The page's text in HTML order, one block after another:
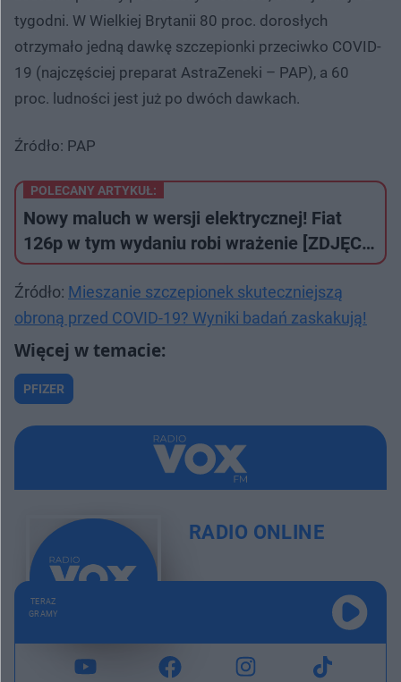
tygodni. W Wielkiej Brytanii 80 proc. dorosłych
otrzymało jedną dawkę szczepionki przeciwko COVID-
19 (najczęściej preparat AstraZeneki – PAP), a 60
proc. ludności jest już po dwóch dawkach.
Źródło: PAP
POLECANY ARTYKUŁ:
Nowy maluch w wersji elektrycznej! Fiat
126p w tym wydaniu robi wrażenie [ZDJĘC…
Źródło: Mieszanie szczepionek skuteczniejszą
obroną przed COVID-19? Wyniki badań zaskakują!
PFIZER
RADIO ONLINE
TERAZ
GRAMY